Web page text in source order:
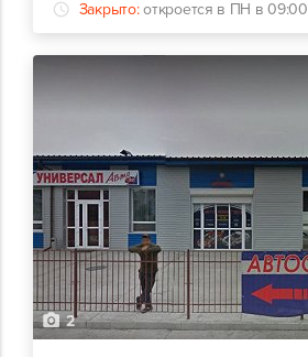
Закрыто: откроется в ПН в 09:00
2